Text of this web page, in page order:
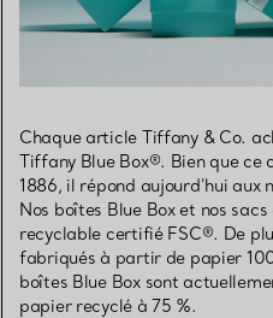
Chaque article Tiffany & Co.
Tiffany Blue Box®. Bien que ce
1886, il répond aujourd’hui
Nos boîtes Blue Box et nos
recyclable certifié FSC®. De
fabriqués à partir de papier
boîtes Blue Box sont
papier recyclé à 75 %.